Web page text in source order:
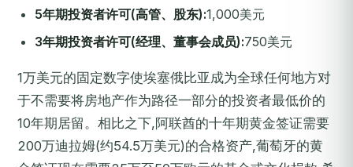
5年期投资者许可(高管、股东):1,000美元
3年期投资者许可(经理、董事会成员):750美元
1万美元的固定数字使埃塞俄比亚成为全球任何地方对
于不需要将房地产作为路径一部分的投资者最低价的
10年期居留。相比之下,阿联酋的十年期黄金签证需要
200万迪拉姆(约54.5万美元)的合格资产,葡萄牙的黄